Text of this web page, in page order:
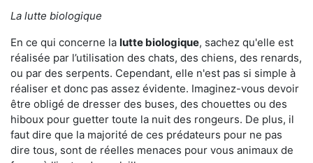
La lutte biologique
En ce qui concerne la lutte biologique, sachez qu'elle est
réalisée par l’utilisation des chats, des chiens, des renards,
ou par des serpents. Cependant, elle n'est pas si simple à
réaliser et donc pas assez évidente. Imaginez-vous devoir
être obligé de dresser des buses, des chouettes ou des
hiboux pour guetter toute la nuit des rongeurs. De plus, il
faut dire que la majorité de ces prédateurs pour ne pas
dire tous, sont de réelles menaces pour vous animaux de